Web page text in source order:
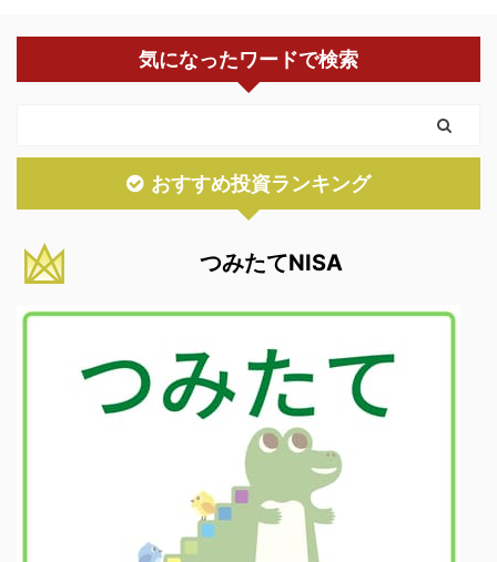
気になったワードで検索
おすすめ投資ランキング
つみたてNISA